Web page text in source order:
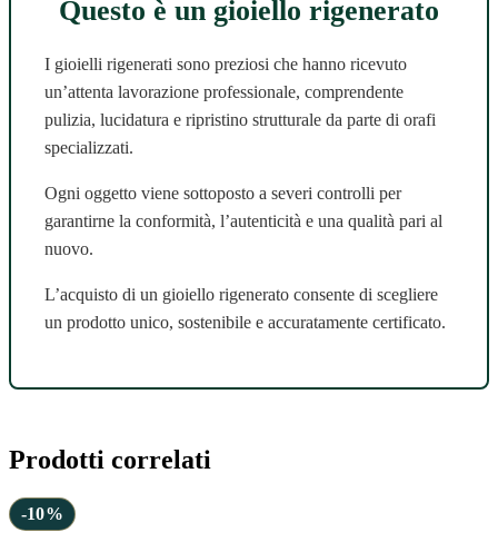
Questo è un gioiello rigenerato
I gioielli rigenerati sono preziosi che hanno ricevuto
un’attenta lavorazione professionale, comprendente
pulizia, lucidatura e ripristino strutturale da parte di orafi
specializzati.
Ogni oggetto viene sottoposto a severi controlli per
garantirne la conformità, l’autenticità e una qualità pari al
nuovo.
L’acquisto di un gioiello rigenerato consente di scegliere
un prodotto unico, sostenibile e accuratamente certificato.
Prodotti correlati
-10%